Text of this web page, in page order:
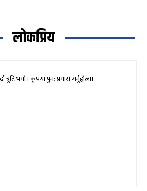
लोकप्रिय
त्रुटि भयो। कृपया पुन: प्रयास गर्नुहोला।